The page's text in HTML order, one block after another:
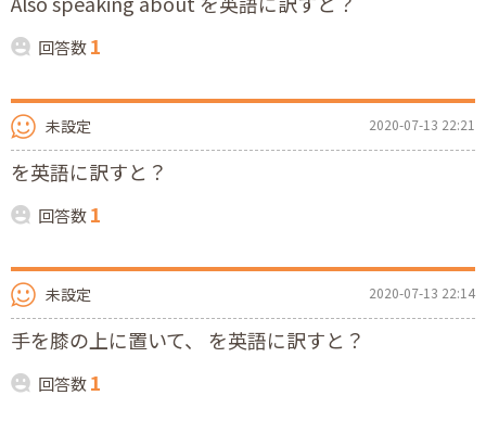
回答数1
未設定 2020-07-13 22:21
を英語に訳すと？
回答数1
未設定 2020-07-13 22:14
手を膝の上に置いて、 を英語に訳すと？
回答数1